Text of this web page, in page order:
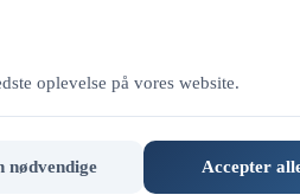
oplevelse på vores website.
nødvendige Accepter